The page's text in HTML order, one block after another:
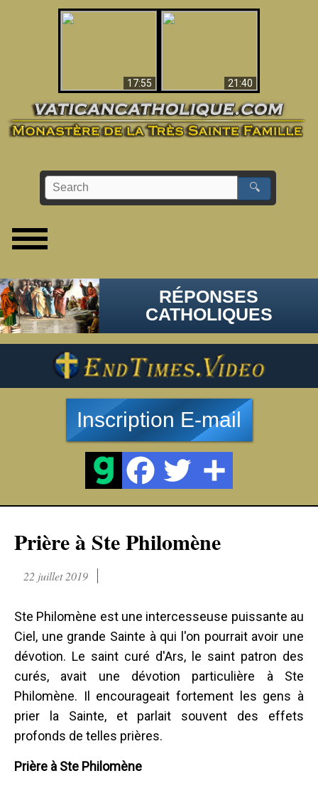
17:55
21:40
🔍
RÉPONSES
CATHOLIQUES
Inscription E-mail
Prière à Ste Philomène
22 juillet 2019
Ste Philomène est une intercesseuse puissante au
Ciel, une grande Sainte à qui l'on pourrait avoir une
dévotion. Le saint curé d'Ars, le saint patron des
curés, avait une dévotion particulière à Ste
Philomène. Il encourageait fortement les gens à
prier la Sainte, et parlait souvent des effets
profonds de telles prières.
Prière à Ste Philomène